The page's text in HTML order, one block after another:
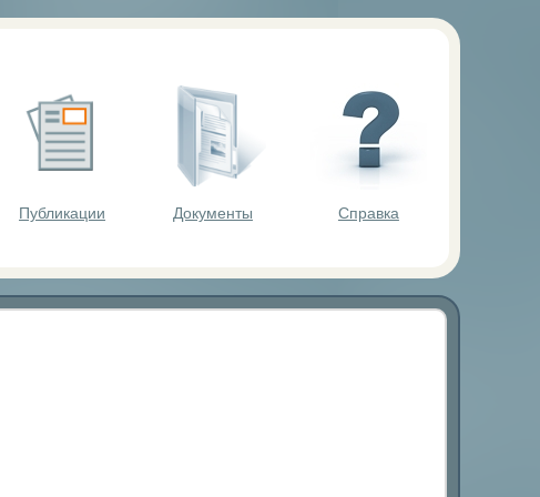
Публикации Документы Справка